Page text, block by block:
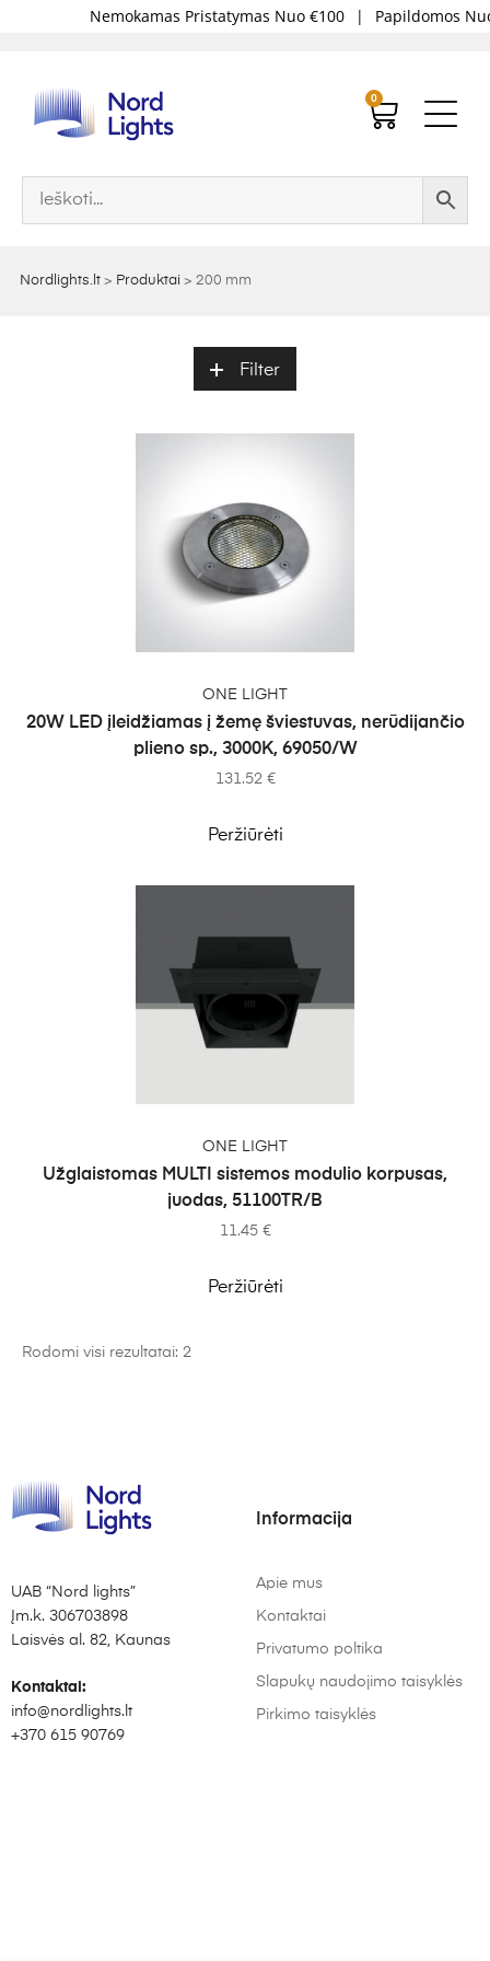
Nemokamas Pristatymas Nuo €100 | Papildomos
0
Nordlights.lt > Produktai > 200 mm
Filter
ONE LIGHT
20W LED įleidžiamas į žemę šviestuvas, nerūdijančio
plieno sp., 3000K, 69050/W
131.52 €
Peržiūrėti
ONE LIGHT
Užglaistomas MULTI sistemos modulio korpusas,
juodas, 51100TR/B
11.45 €
Peržiūrėti
Rodomi visi rezultatai: 2
UAB “Nord lights”
Įm.k. 306703898
Laisvės al. 82, Kaunas
Kontaktai:
info@nordlights.lt
+370 615 90769
Informacija
Apie mus
Kontaktai
Privatumo poltika
Slapukų naudojimo taisyklės
Pirkimo taisyklės